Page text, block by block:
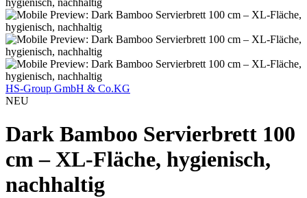
HS-Group GmbH & Co.KG
NEU
Dark Bamboo Servierbrett 100
cm – XL-Fläche, hygienisch,
nachhaltig